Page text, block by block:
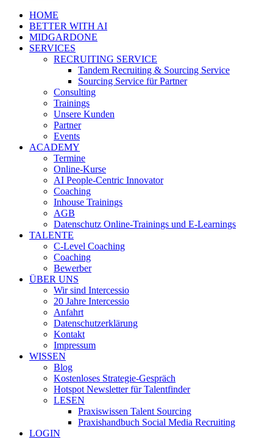
HOME
BETTER WITH AI
MIDGARDONE
SERVICES
RECRUITING SERVICE
Tandem Recruiting & Sourcing Service
Sourcing Service für Partner
Consulting
Trainings
Unsere Kunden
Partner
Events
ACADEMY
Termine
Online-Kurse
AI People-Centric Innovator
Coaching
Inhouse Trainings
AGB
Datenschutz Online-Trainings und E-Learnings
TALENTE
C-Level Coaching
Coaching
Bewerber
ÜBER UNS
Wir sind Intercessio
20 Jahre Intercessio
Anfahrt
Datenschutzerklärung
Kontakt
Impressum
WISSEN
Blog
Kostenloses Strategie-Gespräch
Hotspot Newsletter für Talentfinder
LESEN
Praxiswissen Talent Sourcing
Praxishandbuch Social Media Recruiting
LOGIN